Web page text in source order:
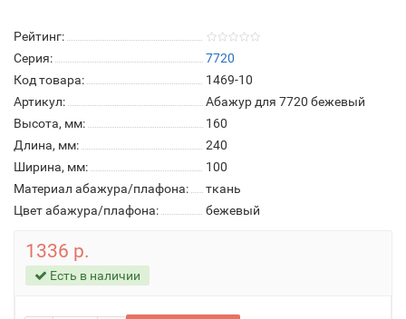
Рейтинг:
Серия:
7720
Код товара:
1469-10
Артикул:
Абажур для 7720 бежевый
Высота, мм:
160
Длина, мм:
240
Ширина, мм:
100
Материал абажура/плафона:
ткань
Цвет абажура/плафона:
бежевый
1336 р.
Есть в наличии